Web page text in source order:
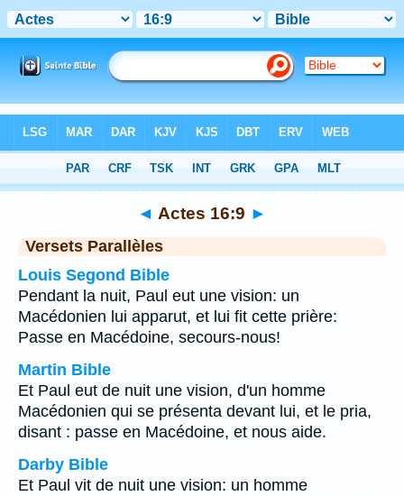
Chapitre 16> Verset 9
◄ Actes 16:9 ►
Versets Parallèles
Louis Segond Bible
Pendant la nuit, Paul eut une vision: un
Macédonien lui apparut, et lui fit cette prière:
Passe en Macédoine, secours-nous!
Martin Bible
Et Paul eut de nuit une vision, d'un homme
Macédonien qui se présenta devant lui, et le pria,
disant : passe en Macédoine, et nous aide.
Darby Bible
Et Paul vit de nuit une vision: un homme